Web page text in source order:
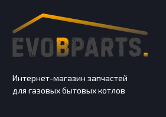
Интернет-магазин запчастей
для газовых бытовых котлов